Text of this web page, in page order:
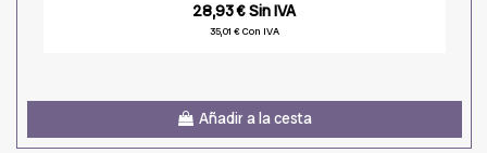
28,93 € Sin IVA
35,01 € Con IVA
Añadir a la cesta